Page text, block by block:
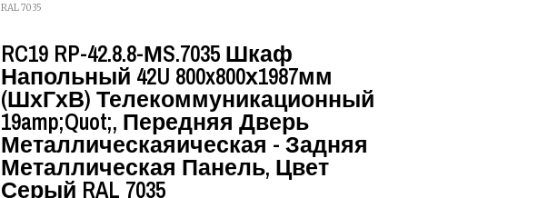
RAL 7035
RC19 RP-42.8.8-МS.7035 Шкаф
Напольный 42U 800x800х1987мм
(ШхГхВ) Телекоммуникационный
19amp;quot;, Передняя Дверь
Металлическаяическая - Задняя
Металлическая Панель, Цвет
Серый RAL 7035